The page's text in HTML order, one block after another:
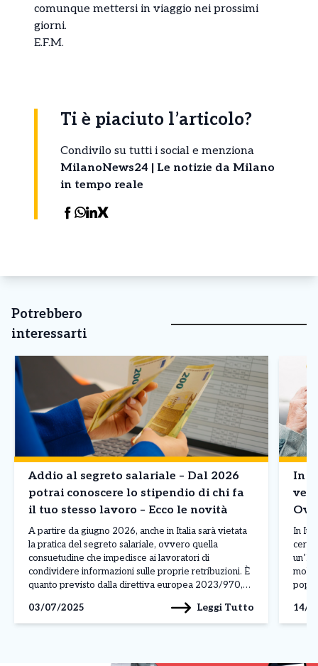
comunque mettersi in viaggio nei prossimi
giorni.
E.F.M.
Ti è piaciuto l’articolo?
Condivilo su tutti i social e menziona
MilanoNews24 | Le notizie da Milano
in tempo reale
Potrebbero
interessarti
Addio al segreto salariale – Dal 2026
potrai conoscere lo stipendio di chi fa
il tuo stesso lavoro – Ecco le novità
A partire da giugno 2026, anche in Italia sarà vietata
la pratica del segreto salariale, ovvero quella
consuetudine che impedisce ai lavoratori di
condividere informazioni sulle proprie retribuzioni. È
quanto previsto dalla direttiva europea 2023/970,
contrastare le disuguaglianze salariali tra uomini e
donne e garantire maggiore trasparenza nei […]
03/07/2025 Leggi Tutto
In
In
molti,
[…]
14/